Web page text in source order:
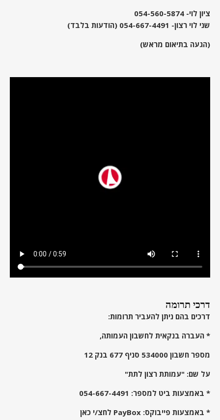
ציון לוי- 054-560-5874
שני לוי רצון- 054-667-4491 (הודעות בלבד)
(הגעה בתיאום מראש)
דרכי תרומה
דרכים בהם ניתן להעביר תרומות:
* העברה בנקאית לחשבון העמותה,
מספר חשבון 534000 סניף 677 בנק 12
על שם: "עמותת רצון לתת"
* באמצעות ביט למספר: 054-667-4491
* באמצעות פייבוקס: PayBox לחצ/י כאן